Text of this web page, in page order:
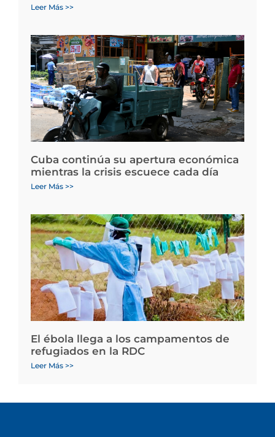
Leer Más >>
Cuba continúa su apertura económica
mientras la crisis escuece cada día
Leer Más >>
El ébola llega a los campamentos de
refugiados en la RDC
Leer Más >>